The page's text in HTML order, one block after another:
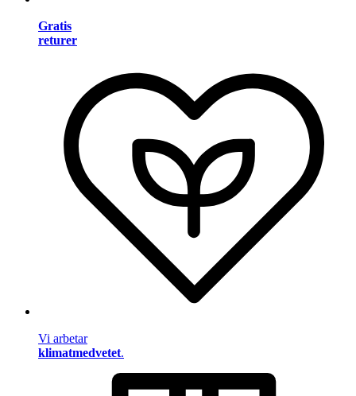
Gratis
returer
Vi arbetar
klimatmedvetet.